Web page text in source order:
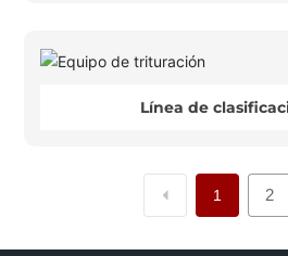
Línea de
1 2